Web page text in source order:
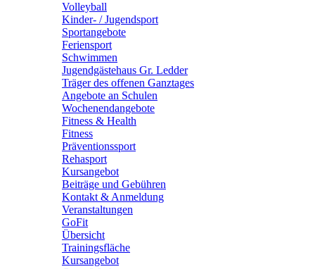
Volleyball
Kinder- / Jugendsport
Sportangebote
Feriensport
Schwimmen
Jugendgästehaus Gr. Ledder
Träger des offenen Ganztages
Angebote an Schulen
Wochenendangebote
Fitness & Health
Fitness
Präventionssport
Rehasport
Kursangebot
Beiträge und Gebühren
Kontakt & Anmeldung
Veranstaltungen
GoFit
Übersicht
Trainingsfläche
Kursangebot